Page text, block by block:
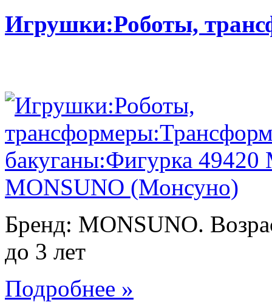
Игрушки:Роботы,
Бренд: MONSUNO.
до 3 лет
Подробнее »